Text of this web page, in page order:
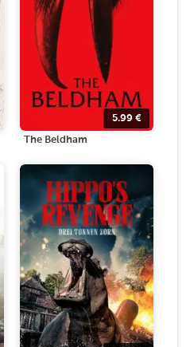
5.99 €
The Beldham